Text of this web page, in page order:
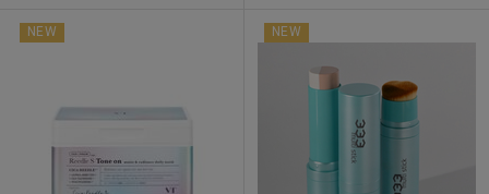
NEW NEW